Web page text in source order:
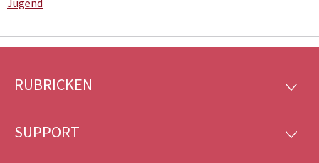
Jugend
Fousszeil
RUBRICKEN
SUPPORT